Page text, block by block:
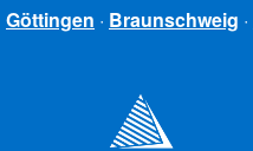
Göttingen · Braunschweig ·